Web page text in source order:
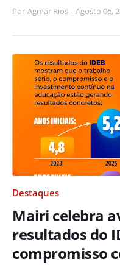
Por Agmar Rios - Agosto 06,
Destaques
Mairi celebra
resultados do
compromisso